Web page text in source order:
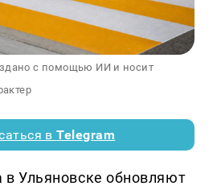
с помощью ИИ и носит
вTelegram
в Ульяновске обновляют